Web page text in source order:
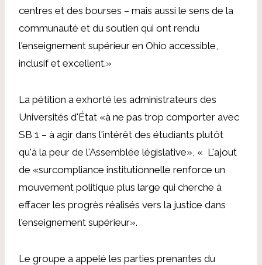
centres et des bourses – mais aussi le sens de la
communauté et du soutien qui ont rendu
l'enseignement supérieur en Ohio accessible,
inclusif et excellent.»
La pétition a exhorté les administrateurs des
Universités d'État «à ne pas trop comporter avec
SB 1 – à agir dans l'intérêt des étudiants plutôt
qu'à la peur de l'Assemblée législative», « L'ajout
de «surcompliance institutionnelle renforce un
mouvement politique plus large qui cherche à
effacer les progrès réalisés vers la justice dans
l'enseignement supérieur».
Le groupe a appelé les parties prenantes du